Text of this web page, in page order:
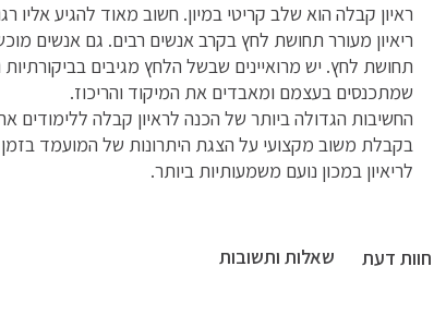
ראיון קבלה הוא שלב קריטי במיון. חשוב מאוד להגיע אליו
ריאיון מעורר תחושת לחץ בקרב אנשים רבים. גם אנשים
תחושת לחץ. יש מרואיינים שבשל הלחץ מגיבים בביקורתיות
שמתכנסים בעצמם ומאבדים את המיקוד והריכוז.
החשיבות הגדולה ביותר של הכנה לראיון קבלה
בקבלת משוב מקצועי על הצגת היתרונות של המועמד
לריאיון במכון נועם משמעותיות ביותר.
חוות דעת שאלות ותשובות